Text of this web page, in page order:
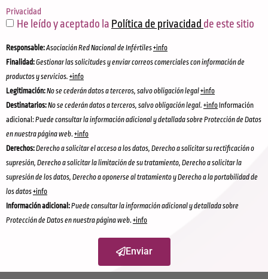
Privacidad
He leído y aceptado la Política de privacidad de este sitio
Responsable:Asociación Red Nacional de Infértiles+info
Finalidad:Gestionar las solicitudes y enviar correos comerciales con información de
productos y servicios. +info
Legitimación:No se cederán datos a terceros, salvo obligación legal+info
Destinatarios:No se cederán datos a terceros, salvo obligación legal. +info Información
adicional: Puede consultar la información adicional y detallada sobre Protección de Datos
en nuestra página web. +info
Derechos:Derecho a solicitar el acceso a los datos, Derecho a solicitar su rectificación o
supresión, Derecho a solicitar la limitación de su tratamiento, Derecho a solicitar la
supresión de los datos, Derecho a oponerse al tratamiento y Derecho a la portabilidad de
los datos+info
Información adicional:Puede consultar la información adicional y detallada sobre
Protección de Datos en nuestra página web. +info
Enviar